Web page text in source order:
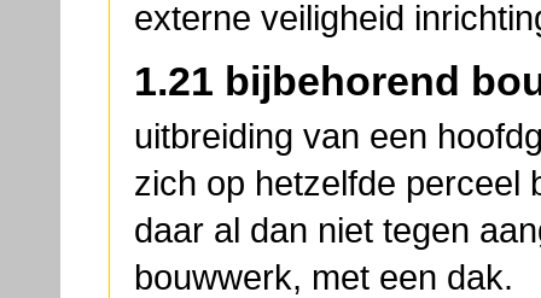
externe veiligheid
1.21 bijbehorend
uitbreiding van een
zich op hetzelfde perceel
daar al dan niet tegen
bouwwerk, met een dak.